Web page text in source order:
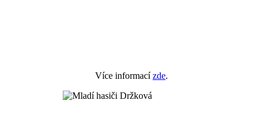
Více informacízde.